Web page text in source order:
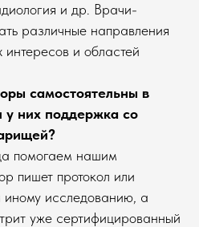
и др. Врачи-
различные направления
интересов и областей
самостоятельны в
у них поддержка со
помогаем нашим
пишет протокол или
иному исследованию, а
уже сертифицированный